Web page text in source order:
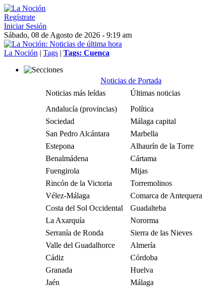
Regístrate
Iniciar Sesión
Sábado, 08 de Agosto de 2026 - 9:19 am
La Noción | Tags | Tags: Cuenca
Noticias de Portada
Noticias más leídas
Últimas noticias
Andalucía (provincias)
Política
Sociedad
Málaga capital
San Pedro Alcántara
Marbella
Estepona
Alhaurín de la Torre
Benalmádena
Cártama
Fuengirola
Mijas
Rincón de la Victoria
Torremolinos
Vélez-Málaga
Comarca de Antequera
Costa del Sol Occidental
Guadalteba
La Axarquía
Nororma
Serranía de Ronda
Sierra de las Nieves
Valle del Guadalhorce
Almería
Cádiz
Córdoba
Granada
Huelva
Jaén
Málaga